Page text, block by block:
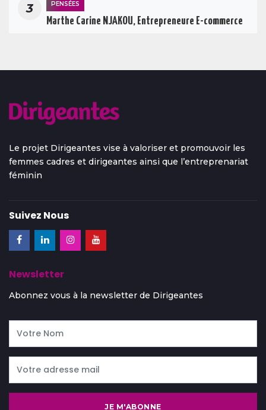
3 PENSÉES
Marthe Carine NJAKOU, Entrepreneure E-commerce
Le projet Dirigeantes vise à valoriser et promouvoir les
femmes cadres et dirigeantes ainsi que l’entreprenariat
féminin
Suivez Nous
Newsletter
Abonnez vous à la newsletter de Dirigeantes
JE M'ABONNE